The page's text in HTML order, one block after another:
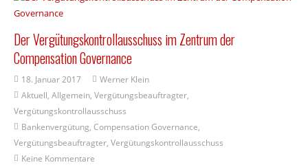
Der Vergütungskontrollausschuss im Zentrum der
Compensation Governance
18. Januar 2017
Werner Klein
Aktuell,Allgemein,Vergütungsbeauftragter,
Vergütungskontrollausschuss
Bankenvergütung,Compensation Governance,
Vergütungsbeauftragter, Vergütungskontrollausschuss
Keine Kommentare